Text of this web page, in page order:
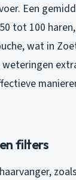
Een
tot 100
wat in
filters